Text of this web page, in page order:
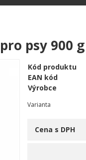
psy 900
Kód produktu
EAN kód
Výrobce
Varianta
Cena s DPH